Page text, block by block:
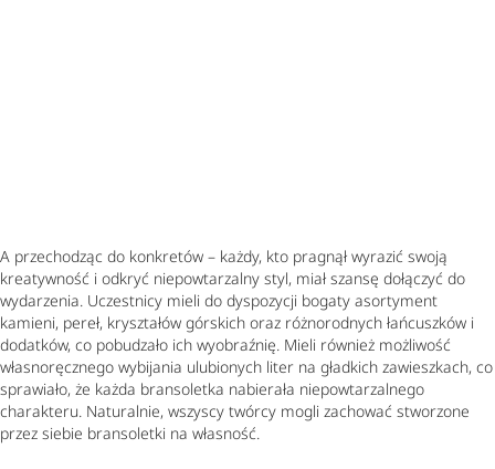
A przechodząc do konkretów – każdy, kto pragnął wyrazić swoją
kreatywność i odkryć niepowtarzalny styl, miał szansę dołączyć do
wydarzenia. Uczestnicy mieli do dyspozycji bogaty asortyment
kamieni, pereł, kryształów górskich oraz różnorodnych łańcuszków i
dodatków, co pobudzało ich wyobraźnię. Mieli również możliwość
własnoręcznego wybijania ulubionych liter na gładkich zawieszkach, co
sprawiało, że każda bransoletka nabierała niepowtarzalnego
charakteru. Naturalnie, wszyscy twórcy mogli zachować stworzone
przez siebie bransoletki na własność.